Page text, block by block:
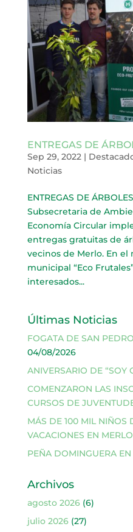
ENTREGAS DE
Sep 29, 2022|
Noticias
ENTREGAS DE
Subsecretaria de
Economía Circular
entregas gratuitas de
vecinos de Merlo. En
municipal “Eco
interesados...
Últimas Noticias
FOGATA DE SAN
04/08/2026
ANIVERSARIO DE “SOY
COMENZARON LAS
CURSOS DE
MÁS DE 100 MIL NIÑOS
VACACIONES EN MERLO
PEÑA DOMINGUERA EN
Archivos
agosto 2026(6)
julio 2026(27)